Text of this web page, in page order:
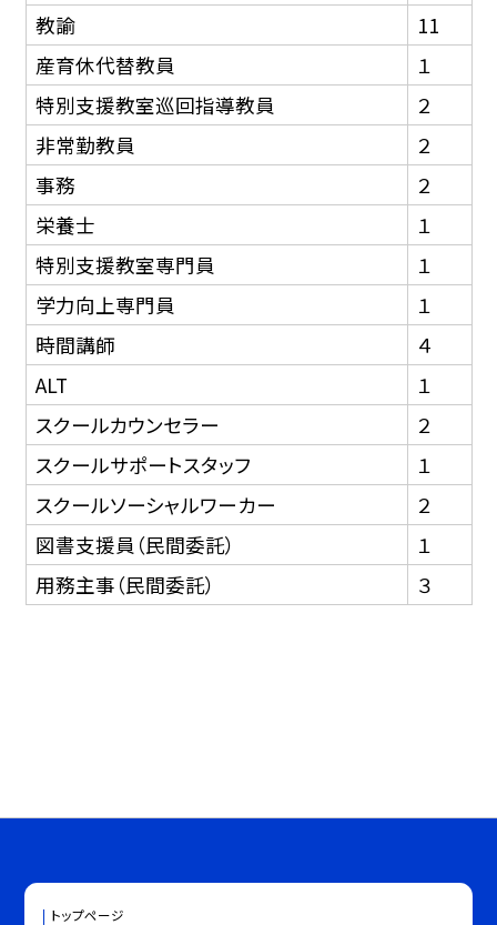
教諭
11
産育休代替教員
１
特別支援教室巡回指導教員
２
非常勤教員
２
事務
２
栄養士
１
特別支援教室専門員
１
学力向上専門員
１
時間講師
４
ALT
１
スクールカウンセラー
２
スクールサポートスタッフ
１
スクールソーシャルワーカー
２
図書支援員（民間委託）
１
用務主事（民間委託）
３
トップページ